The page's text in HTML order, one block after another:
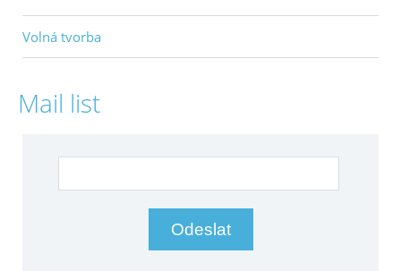
Volná tvorba
Mail list